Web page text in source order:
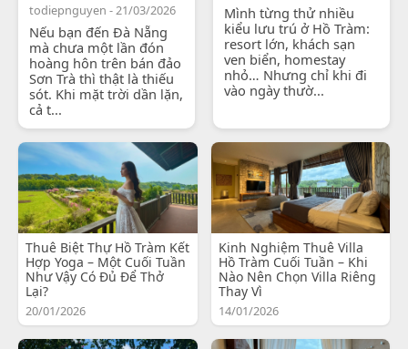
todiepnguyen - 21/03/2026
Nếu bạn đến Đà Nẵng
mà chưa một lần đón
hoàng hôn trên bán đảo
Sơn Trà thì thật là thiếu
sót. Khi mặt trời dần lặn,
cả t...
Mình từng thử nhiều
kiểu lưu trú ở Hồ Tràm:
resort lớn, khách sạn
ven biển, homestay
nhỏ… Nhưng chỉ khi đi
vào ngày thườ...
Thuê Biệt Thự Hồ Tràm Kết
Hợp Yoga – Một Cuối Tuần
Như Vậy Có Đủ Để Thở
Lại?
20/01/2026
Kinh Nghiệm Thuê Villa
Hồ Tràm Cuối Tuần – Khi
Nào Nên Chọn Villa Riêng
Thay Vì
14/01/2026